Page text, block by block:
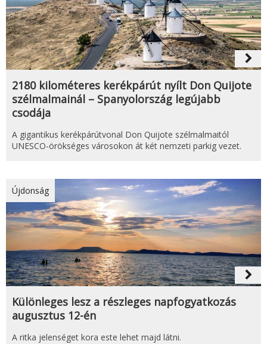
navigate_next
2180 kilométeres kerékpárút nyílt Don Quijote
szélmalmainál – Spanyolország legújabb
csodája
A gigantikus kerékpárútvonal Don Quijote szélmalmaitól
UNESCO-örökséges városokon át két nemzeti parkig vezet.
Újdonság
navigate_next
Különleges lesz a részleges napfogyatkozás
augusztus 12-én
A ritka jelenséget kora este lehet majd látni.